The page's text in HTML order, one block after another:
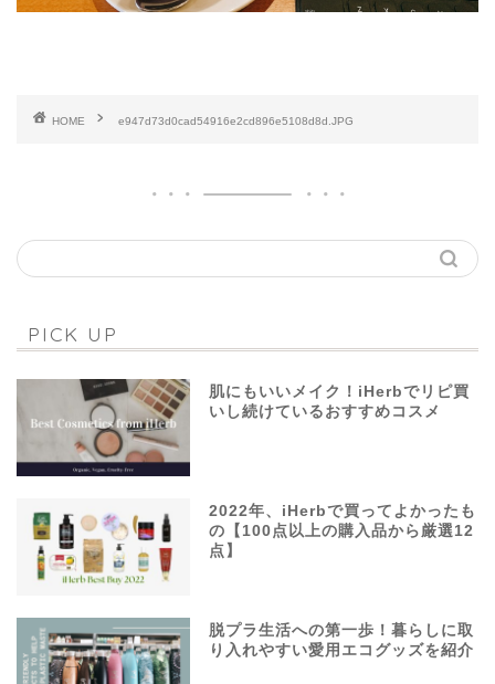
HOME e947d73d0cad54916e2cd896e5108d8d.JPG
PICK UP
肌にもいいメイク！iHerbでリピ買
いし続けているおすすめコスメ
2022年、iHerbで買ってよかったも
の【100点以上の購入品から厳選12
点】
脱プラ生活への第一歩！暮らしに取
り入れやすい愛用エコグッズを紹介